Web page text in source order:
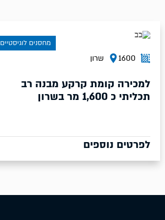
1600 שרון
למכירה קומת קרקע מבנה רב
תכליתי כ 1,600 מר בשרון
לפרטים נוספים
מחסנים לוגיסטיים